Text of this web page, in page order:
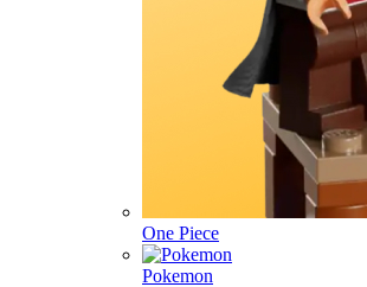
One Piece
Pokemon